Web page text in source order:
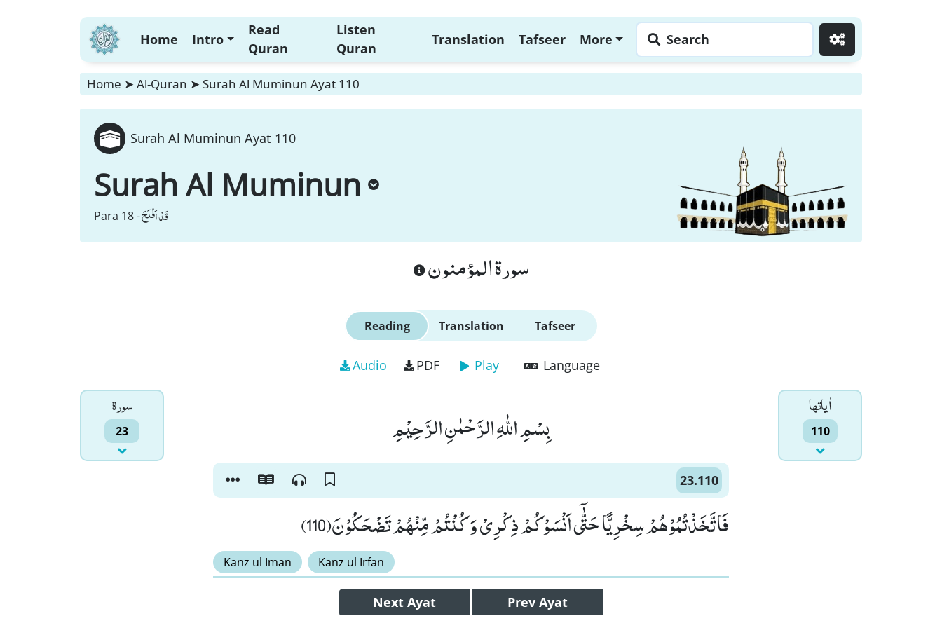
Home Intro
Read
Quran
Listen
Quran
Translation Tafseer More Search
Home ➤ Al-Quran ➤ Surah Al Muminun Ayat 110
Surah Al Muminun Ayat 110
Surah Al Muminun
Para 18 -قَدْ اَفْلَحَ
سورة المؤمنون
Reading Translation Tafseer
Audio PDF Play Language
سورۃ
23
اٰياتها
110 بِسْمِ اللّٰهِ الرَّحْمٰنِ الرَّحِیْمِ
23.110
فَاتَّخَذْتُمُوْهُمْ سِخْرِیًّا حَتّٰۤى اَنْسَوْكُمْ ذِكْرِیْ وَ كُنْتُمْ مِّنْهُمْ تَضْحَكُوْنَ(110)
Kanz ul Iman Kanz ul Irfan
Next Ayat Prev Ayat